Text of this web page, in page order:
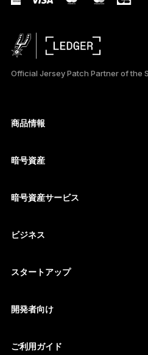
TÜRKÇE
DEUTSCH
PORTUGUÊS
РУССКИЙ
العربية
Official Jersey Patch Partner of the
商品情報
コールド ウォレット
Ledger Stax
Ledger Nano Classics
セット商品
全ての商品
暗号資産
Ethereumウォレット
Cardanoウォレット
Moneroウォレット
暗号資産一覧を見る
暗号資産サービス
暗号資産を購入
暗号資産をスワップ
ビジネス
スタートアップ
開発者向け
ご利用ガイド